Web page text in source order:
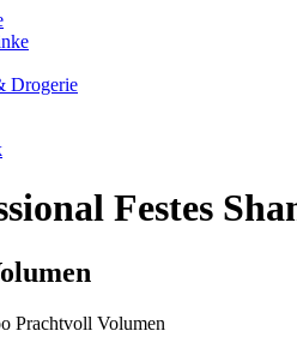
Drogerie
Festes
Prachtvoll Volumen